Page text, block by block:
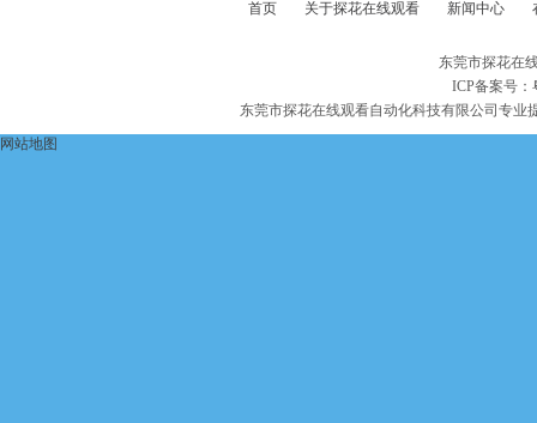
首页 关于探花在线观看 新闻中心
东莞市探花在
ICP备案号：
东莞市探花在线观看自动化科技有限公司专业
网站地图